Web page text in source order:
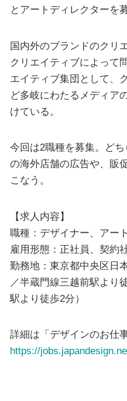
とアートディレクターを
国内外のブランドのクリ
クリエイティブによって
エイティブ集団として、
ど多岐にわたるメディア
けている。
今回は2職種を募集。ど
の海外店舗の広告や、販
こなう。
【求人内容】
職種：デザイナー、アー
雇用形態：正社員、契約
勤務地：東京都中央区日
／半蔵門線三越前駅より
駅より徒歩2分）
詳細は「デザインのお仕
https://